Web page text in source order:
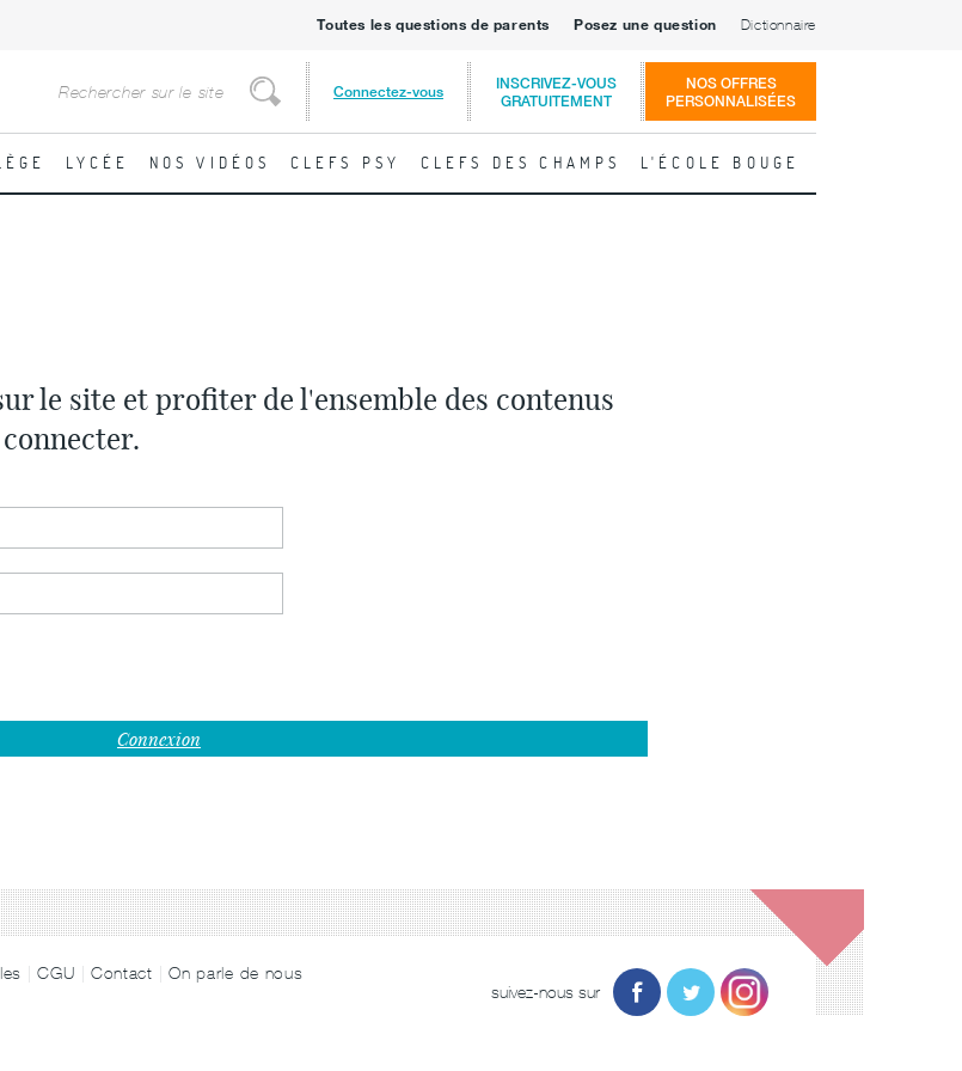
Toutes les questions de parents Posez une question Dictionnaire
Rechercher
Connectez-vous
INSCRIVEZ-VOUS
GRATUITEMENT
NOS OFFRES
PERSONNALISÉES
LYCÉE NOS VIDÉOS CLEFS PSY CLEFS DES CHAMPS L'ÉCOLE BOUGE
le site et profiter de l'ensemble des contenus
CGU Contact
On parle de nous
suivez-nous sur